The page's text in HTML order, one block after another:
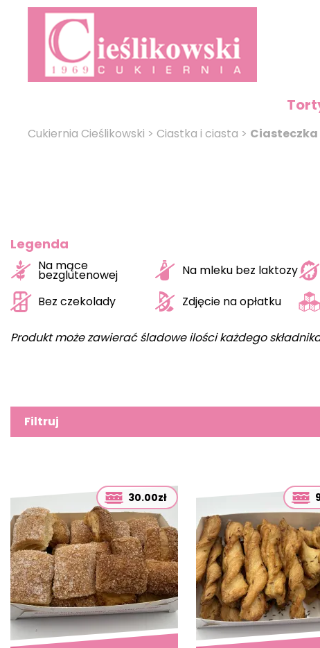
Cukiernia Cieślikowski > Ciastka i ciasta >
Legenda
Na mące
bezglutenowej Na mleku bez laktozy
Bez czekolady
Zdjęcie na opłatku
Produkt może zawierać śladowe ilości każdego
Filtruj
30.00zł